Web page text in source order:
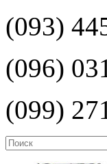
(093)
(096)
(099)